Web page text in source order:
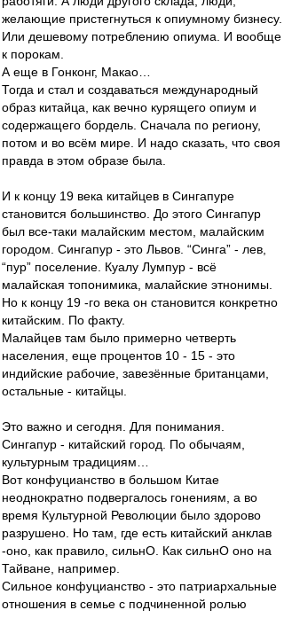
желающие пристегнуться к опиумному бизнесу.
Или дешевому потреблению опиума. И вообще
к порокам.
А еще в Гонконг, Макао…
Тогда и стал и создаваться международный
образ китайца, как вечно курящего опиум и
содержащего бордель. Сначала по региону,
потом и во всём мире. И надо сказать, что своя
правда в этом образе была.
И к концу 19 века китайцев в Сингапуре
становится большинство. До этого Сингапур
был все-таки малайским местом, малайским
городом. Сингапур - это Львов. “Синга” - лев,
“пур” поселение. Куалу Лумпур - всё
малайская топонимика, малайские этнонимы.
Но к концу 19 -го века он становится конкретно
китайским. По факту.
Малайцев там было примерно четверть
населения, еще процентов 10 - 15 - это
индийские рабочие, завезённые британцами,
остальные - китайцы.
Это важно и сегодня. Для понимания.
Сингапур - китайский город. По обычаям,
культурным традициям…
Вот конфуцианство в большом Китае
неоднократно подвергалось гонениям, а во
время Культурной Революции было здорово
разрушено. Но там, где есть китайский анклав
-оно, как правило, сильнО. Как сильнО оно на
Тайване, например.
Сильное конфуцианство - это патриархальные
отношения в семье с подчиненной ролью